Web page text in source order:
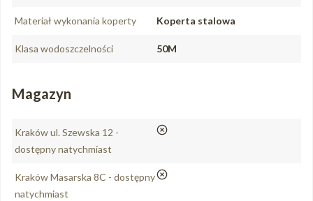
Materiał wykonania koperty Koperta stalowa
Klasa wodoszczelności 50M
Magazyn
Kraków ul. Szewska 12 -
dostępny natychmiast
nie
Kraków Masarska 8C - dostępny
natychmiast
nie